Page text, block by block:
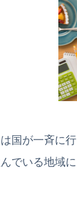
国が一斉に
でいる地域